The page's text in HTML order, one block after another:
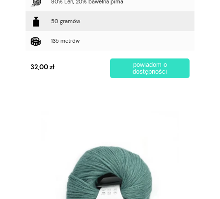
50 gramów
135 metrów
32,00 zł
powiadom o
dostępności